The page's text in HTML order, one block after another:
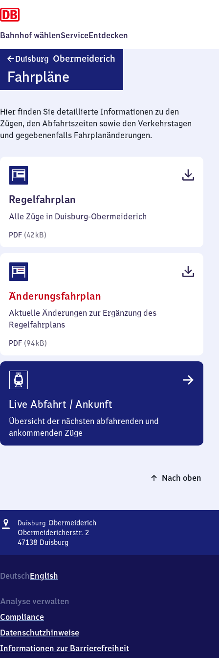
Bahnhof wählenServiceEntdecken
Duisburg Obermeiderich
Fahrpläne
Hier finden Sie detaillierte Informationen zu den
Zügen, den Abfahrtszeiten sowie den Verkehrstagen
und gegebenenfalls Fahrplanänderungen.
Regelfahrplan
42
Alle Züge in Duisburg-Obermeiderich
PDF (42 kB)
Änderungsfahrplan
94
Aktuelle Änderungen zur Ergänzung des
Regelfahrplans
PDF (94 kB)
Live Abfahrt / Ankunft
Übersicht der nächsten abfahrenden und
ankommenden Züge
Nach oben
Adresse
Duisburg Obermeiderich
Obermeidericherstr. 2
47138 Duisburg
Obermeidericherstr.
2,
7
3
8
DeutschEnglish
Analyse verwalten
Compliance
Datenschutzhinweise
Informationen zur Barrierefreiheit